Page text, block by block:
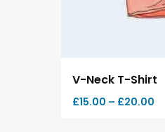
V-Neck T-Shirt
£15.00 – £20.00